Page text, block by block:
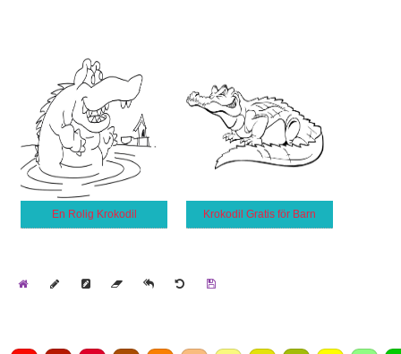
En Rolig Krokodil Krokodil Gratis för Barn